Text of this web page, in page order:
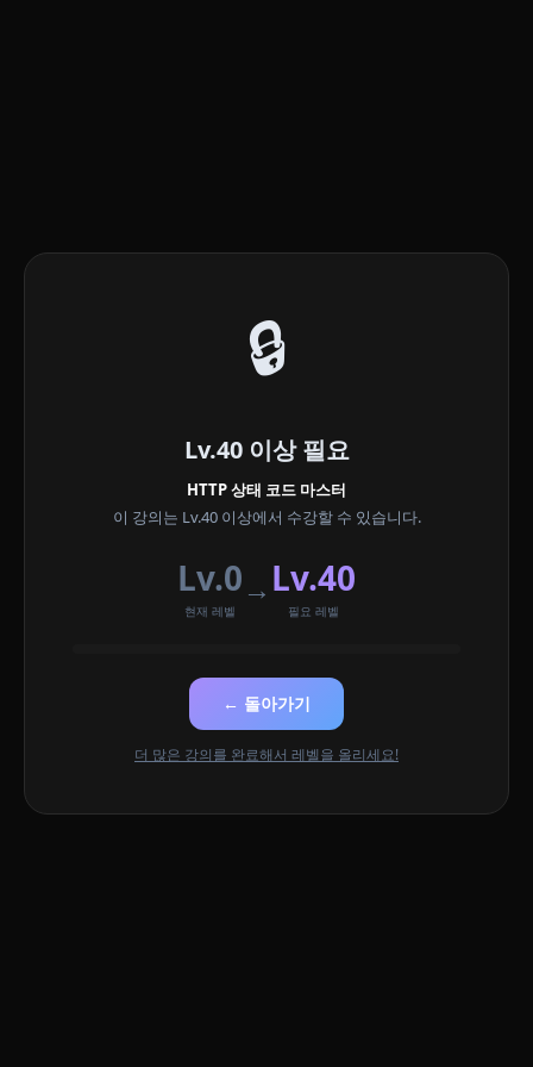
🔒
Lv.40 이상 필요
HTTP 상태 코드 마스터
이 강의는 Lv.40 이상에서 수강할 수 있습니다.
Lv.0
현재 레벨
→ Lv.40
필요 레벨
← 돌아가기
더 많은 강의를 완료해서 레벨을 올리세요!